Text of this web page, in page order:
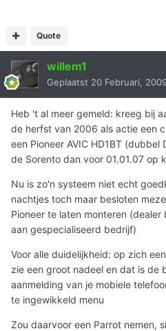
Quote
willem1
Geplaatst 20 Februari,
Heb 't al meer gemeld: kreeg bij
de herfst van 2006 als actie een
een Pioneer AVIC HD1BT
de Sorento dan voor 01.01.07 op
Nu is zo'n systeem niet echt
nachtjes toch maar besloten
Pioneer te laten monteren
aan gespecialiseerd bedrijf)
Voor alle duidelijkheid: op zich
zie een groot nadeel en dat is de
aanmelding van je mobiele
te ingewikkeld menu
Zou daarvoor een Parrot nemen,